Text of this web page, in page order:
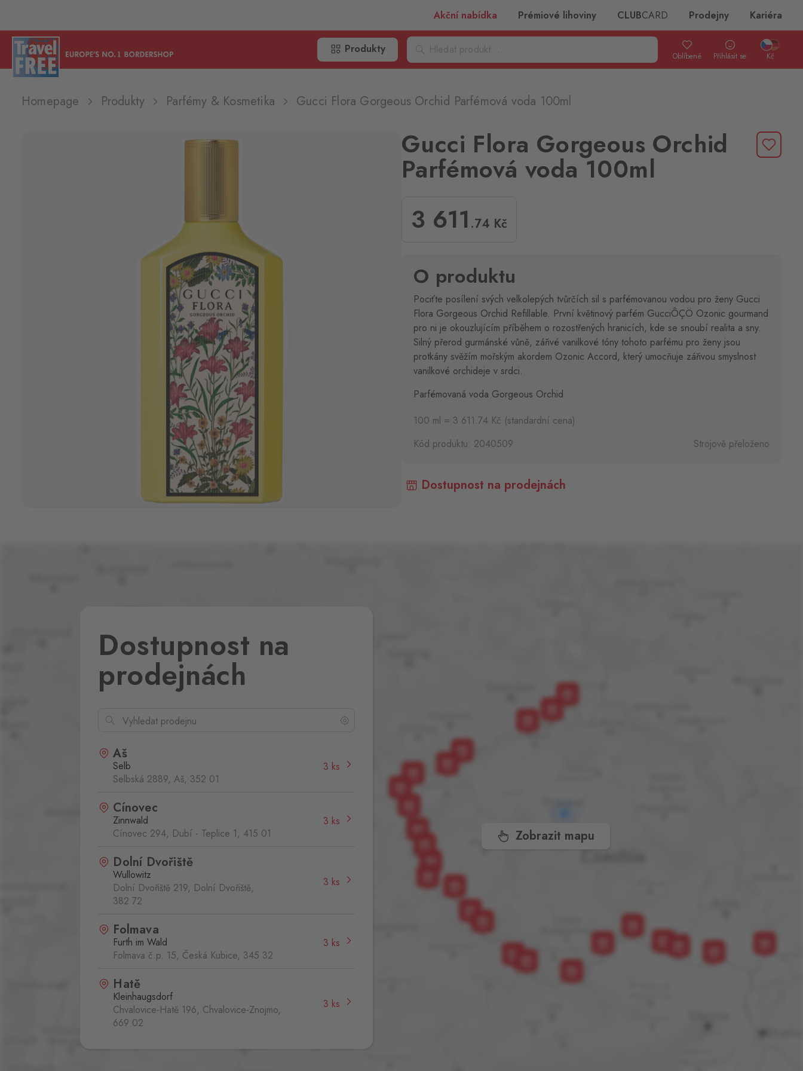
Akční nabídka Prémiové lihoviny CLUBCARD Prodejny Kariéra
Produkty
Oblíbené Přihlásit se Kč
Homepage Produkty Parfémy & Kosmetika Gucci Flora Gorgeous Orchid Parfémová voda 100ml
Gucci Flora Gorgeous Orchid
Parfémová voda 100ml
3 611 .74 Kč
O produktu
Pociťte posílení svých velkolepých tvůrčích sil s parfémovanou vodou pro ženy Gucci
Flora Gorgeous Orchid Refillable. První květinový parfém GucciÔÇÖ Ozonic gourmand
pro ni je okouzlujícím příběhem o rozostřených hranicích, kde se snoubí realita a sny.
Silný přerod gurmánské vůně, zářivé vanilkové tóny tohoto parfému pro ženy jsou
protkány svěžím mořským akordem Ozonic Accord, který umocňuje zářivou smyslnost
vanilkové orchideje v srdci.
Parfémovaná voda Gorgeous Orchid
100 ml = 3 611.74 Kč (standardní cena)
Kód produktu: 2040509
Strojově přeloženo
Dostupnost na prodejnách
Zobrazit mapu
Dostupnost na
prodejnách
Aš
Selb
Selbská 2889, Aš, 352 01
3 ks
Cínovec
Zinnwald
Cínovec 294, Dubí - Teplice 1, 415 01
3 ks
Dolní Dvořiště
Wullowitz
Dolní Dvořiště 219, Dolní Dvořiště,
382 72
3 ks
Folmava
Furth im Wald
Folmava č.p. 15, Česká Kubice, 345 32
3 ks
Hatě
Kleinhaugsdorf
Chvalovice-Hatě 196, Chvalovice-Znojmo,
669 02
3 ks